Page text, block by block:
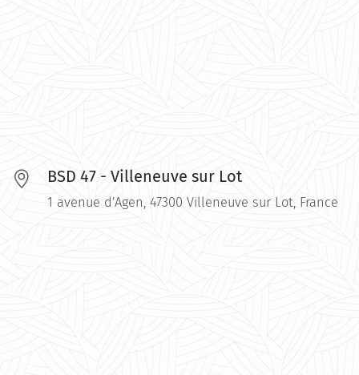
BSD 47 - Villeneuve sur Lot
1 avenue d'Agen, 47300 Villeneuve sur Lot, France